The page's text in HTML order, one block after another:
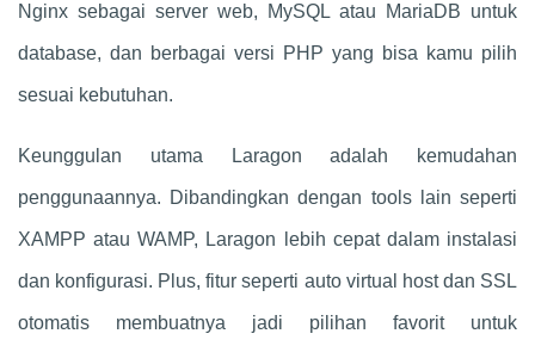
Nginx sebagai server web, MySQL atau MariaDB untuk
database, dan berbagai versi PHP yang bisa kamu pilih
sesuai kebutuhan.
Keunggulan utama Laragon adalah kemudahan
penggunaannya. Dibandingkan dengan tools lain seperti
XAMPP atau WAMP, Laragon lebih cepat dalam instalasi
dan konfigurasi. Plus, fitur seperti auto virtual host dan SSL
otomatis membuatnya jadi pilihan favorit untuk